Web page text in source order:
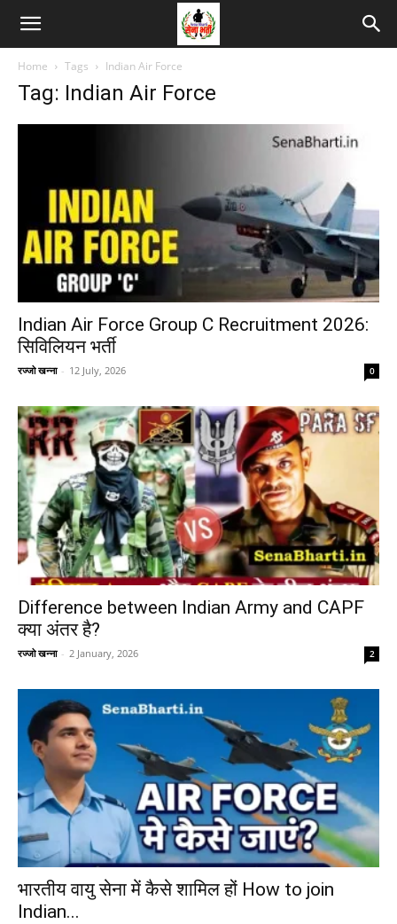
Home Tags Indian Air Force
Tag: Indian Air Force
Indian Air Force Group C Recruitment 2026:
सिविलियन भर्ती
रज्जो खन्ना - 12 July, 2026 0
Difference between Indian Army and CAPF
क्या अंतर है?
रज्जो खन्ना - 2 January, 2026 2
भारतीय वायु सेना में कैसे शामिल हों How to join
Indian...